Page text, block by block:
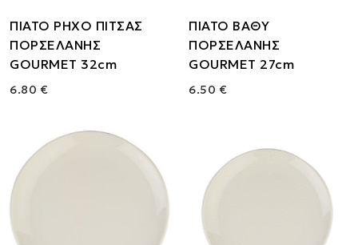
ΠΙΑΤΟ ΡΗΧΟ ΠΙΤΣΑΣ
ΠΟΡΣΕΛΑΝΗΣ
GOURMET 32cm
6.80 €
ΠΙΑΤΟ ΒΑΘΥ
ΠΟΡΣΕΛΑΝΗΣ
GOURMET 27cm
6.50 €